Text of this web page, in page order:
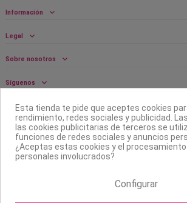
Información
Legal
Sobre nosotros
Síguenos
Boletín
Esta tienda te pide que aceptes cookies
rendimiento, redes sociales y publicidad.
las cookies publicitarias de terceros se
funciones de redes sociales y anuncios
¿Aceptas estas cookies y el
personales involucrados?
Configurar